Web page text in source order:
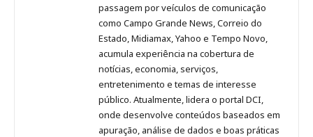
passagem por veículos de comunicação
como Campo Grande News, Correio do
Estado, Midiamax, Yahoo e Tempo Novo,
acumula experiência na cobertura de
notícias, economia, serviços,
entretenimento e temas de interesse
público. Atualmente, lidera o portal DCI,
onde desenvolve conteúdos baseados em
apuração, análise de dados e boas práticas